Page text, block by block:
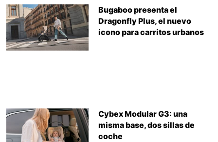
Bugaboo presenta el
Dragonfly Plus, el nuevo
icono para carritos urbanos
Cybex Modular G3: una
misma base, dos sillas de
coche